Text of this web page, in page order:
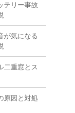
テリー事故
が気になる
二重窓とス
原因と対処